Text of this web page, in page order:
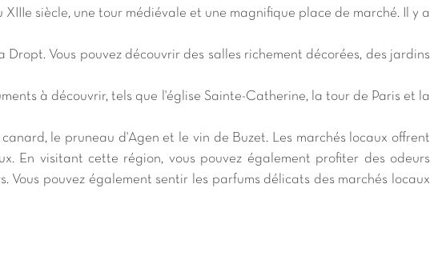
siècle, une tour médiévale et une magnifique place de marché. Il y a
Vous pouvez découvrir des salles richement décorées, des jardins
à découvrir, tels que l'église Sainte-Catherine, la tour de Paris et la
le pruneau d'Agen et le vin de Buzet. Les marchés locaux offrent
En visitant cette région, vous pouvez également profiter des odeurs
pouvez également sentir les parfums délicats des marchés locaux